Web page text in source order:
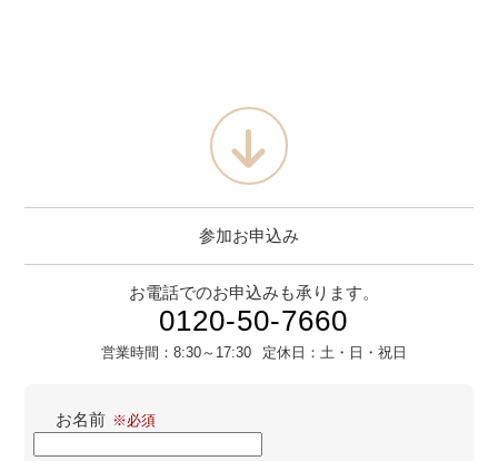
参加お申込み
お電話でのお申込みも承ります。
0120-50-7660
営業時間： 8:30～17:30 定休日： 土・日・祝日
お名前